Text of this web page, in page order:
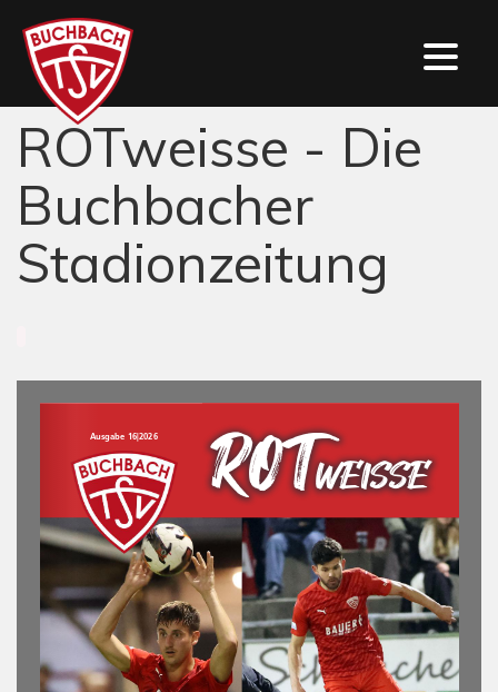
ROTweisse - Die
Buchbacher
Stadionzeitung